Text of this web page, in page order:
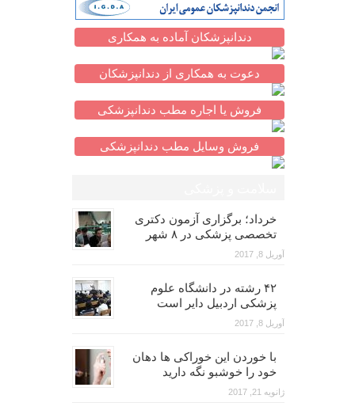
دندانپزشکان آماده به همکاری
دعوت به همکاری از دندانپزشکان
فروش یا اجاره مطب دندانپزشکی
فروش وسایل مطب دندانپزشکی
خرداد؛ برگزاری آزمون دکتری
تخصصی پزشکی در ۸ شهر
آوریل 8, 2017
۴۲ رشته در دانشگاه علوم
پزشکی اردبیل دایر است
آوریل 8, 2017
با خوردن این خوراکی ها دهان
خود را خوشبو نگه دارید
ژانویه 21, 2017